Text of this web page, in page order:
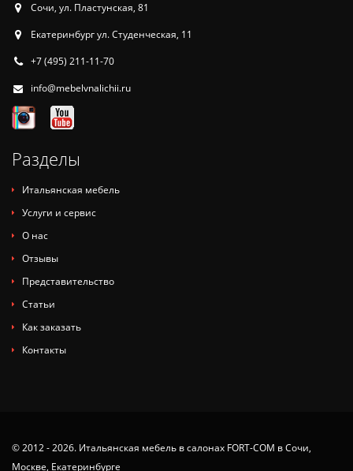
Сочи, ул. Пластунская, 81
Екатеринбург ул. Студенческая, 11
+7 (495) 211-11-70
info@mebelvnalichii.ru
Разделы
Итальянская мебель
Услуги и сервис
О нас
Отзывы
Представительство
Статьи
Как заказать
Контакты
© 2012 - 2026. Итальянская мебель в салонах FORT-COM в Сочи,
Москве, Екатеринбурге